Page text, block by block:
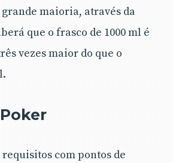
grande maioria, através da
que o frasco de 1000 ml é
vezes maior do que o
com pontos de